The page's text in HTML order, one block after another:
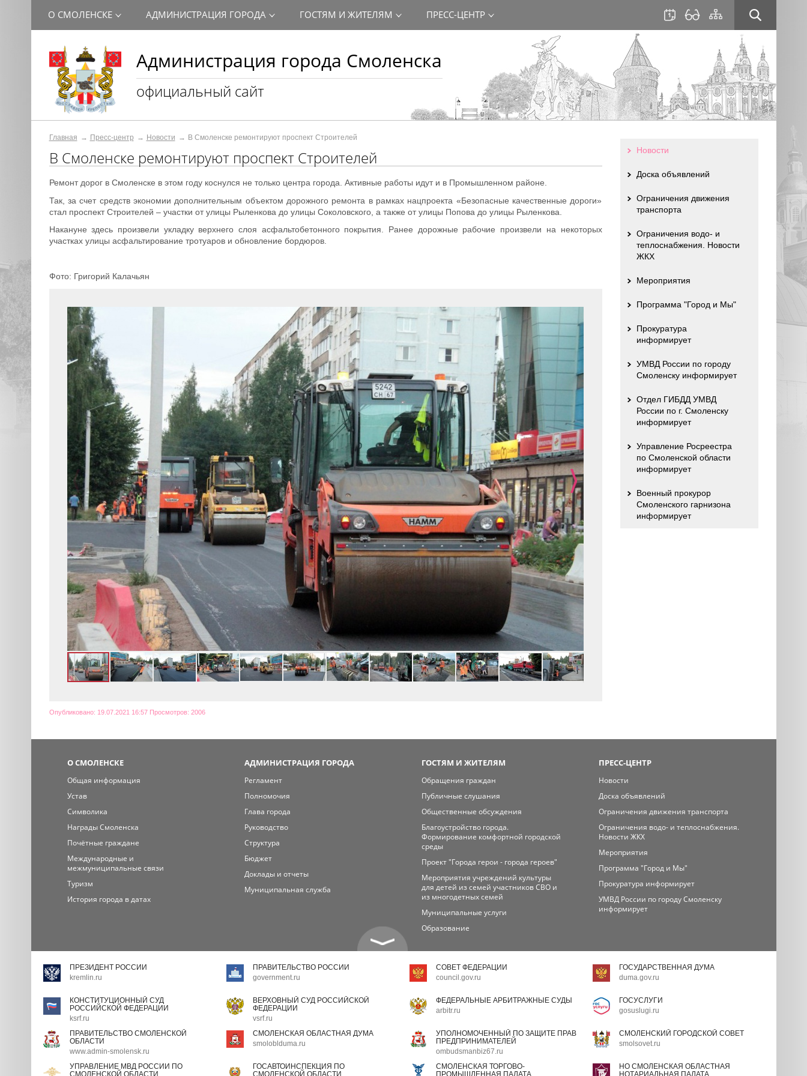
Администрация города Смоленска
официальный сайт
О СМОЛЕНСКЕ АДМИНИСТРАЦИЯ ГОРОДА ГОСТЯМ И ЖИТЕЛЯМ ПРЕСС-ЦЕНТР
Главная Пресс-центр Новости В Смоленске ремонтируют проспект Строителей
В Смоленске ремонтируют проспект Строителей
Ремонт дорог в Смоленске в этом году коснулся не только центра города. Активные работы идут и в Промышленном районе.
Так, за счет средств экономии дополнительным объектом дорожного ремонта в рамках нацпроекта «Безопасные качественные дороги»
стал проспект Строителей – участки от улицы Рыленкова до улицы Соколовского, а также от улицы Попова до улицы Рыленкова.
Накануне здесь произвели укладку верхнего слоя асфальтобетонного покрытия. Ранее дорожные рабочие произвели на некоторых
участках улицы асфальтирование тротуаров и обновление бордюров.
Фото: Григорий Калачьян
Опубликовано: 19.07.2021 16:57 Просмотров: 2006
Новости
Доска объявлений
Ограничения движения
транспорта
Ограничения водо- и
теплоснабжения. Новости
ЖКХ
Мероприятия
Программа "Город и Мы"
Прокуратура
информирует
УМВД России по городу
Смоленску информирует
Отдел ГИБДД УМВД
России по г. Смоленску
информирует
Управление Росреестра
по Смоленской области
информирует
Военный прокурор
Смоленского гарнизона
информирует
О СМОЛЕНСКЕ
Общая информация
Устав
Символика
Награды Смоленска
Почётные граждане
Международные и
межмуниципальные связи
Туризм
История города в датах
АДМИНИСТРАЦИЯ ГОРОДА
Регламент
Полномочия
Глава города
Руководство
Структура
Бюджет
Доклады и отчеты
Муниципальная служба
ГОСТЯМ И ЖИТЕЛЯМ
Обращения граждан
Публичные слушания
Общественные обсуждения
Благоустройство города.
Формирование комфортной городской
среды
Проект "Города герои - города героев"
Мероприятия учреждений культуры
для детей из семей участников СВО и
из многодетных семей
Муниципальные услуги
Образование
ПРЕСС-ЦЕНТР
Новости
Доска объявлений
Ограничения движения транспорта
Ограничения водо- и теплоснабжения.
Новости ЖКХ
Мероприятия
Программа "Город и Мы"
Прокуратура информирует
УМВД России по городу Смоленску
информирует
ПРЕЗИДЕНТ РОССИИ
kremlin.ru
ПРАВИТЕЛЬСТВО РОССИИ
government.ru
СОВЕТ ФЕДЕРАЦИИ
council.gov.ru
ГОСУДАРСТВЕННАЯ ДУМА
duma.gov.ru
КОНСТИТУЦИОННЫЙ СУД
РОССИЙСКОЙ ФЕДЕРАЦИИ
ksrf.ru
ВЕРХОВНЫЙ СУД РОССИЙСКОЙ
ФЕДЕРАЦИИ
vsrf.ru
ФЕДЕРАЛЬНЫЕ АРБИТРАЖНЫЕ СУДЫ
arbitr.ru
ГОСУСЛУГИ
gosuslugi.ru
ПРАВИТЕЛЬСТВО СМОЛЕНСКОЙ
ОБЛАСТИ
www.admin-smolensk.ru
СМОЛЕНСКАЯ ОБЛАСТНАЯ ДУМА
smoloblduma.ru
УПОЛНОМОЧЕННЫЙ ПО ЗАЩИТЕ ПРАВ
ПРЕДПРИНИМАТЕЛЕЙ
ombudsmanbiz67.ru
СМОЛЕНСКИЙ ГОРОДСКОЙ СОВЕТ
smolsovet.ru
УПРАВЛЕНИЕ МВД РОССИИ ПО
СМОЛЕНСКОЙ ОБЛАСТИ
ГОСАВТОИНСПЕКЦИЯ ПО
СМОЛЕНСКОЙ ОБЛАСТИ
СМОЛЕНСКАЯ ТОРГОВО-
ПРОМЫШЛЕННАЯ ПАЛАТА
НО СМОЛЕНСКАЯ ОБЛАСТНАЯ
НОТАРИАЛЬНАЯ ПАЛАТА